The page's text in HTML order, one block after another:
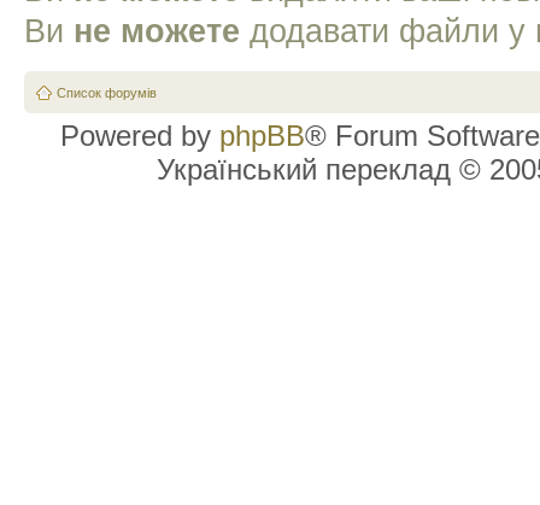
Ви не можете додавати файли у
Список форумів
Powered by phpBB® Forum
Український переклад ©